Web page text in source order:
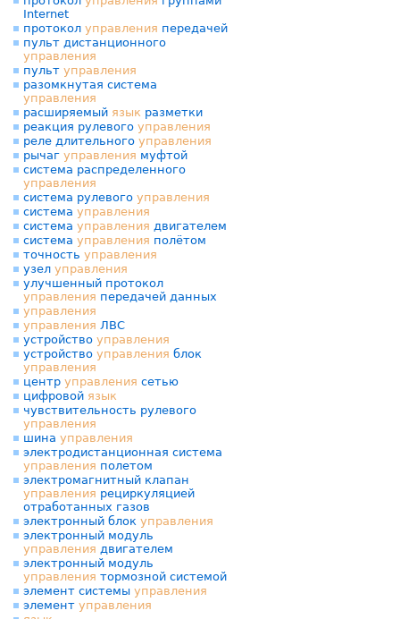
Internet
протокол управления передачей
пульт дистанционного
управления
пульт управления
разомкнутая система
управления
расширяемый язык разметки
реакция рулевого управления
реле длительного управления
рычаг управления муфтой
система распределенного
управления
система рулевого управления
система управления
система управления двигателем
система управления полётом
точность управления
узел управления
улучшенный протокол
управления передачей данных
управления
управления ЛВС
устройство управления
устройство управления блок
управления
центр управления сетью
цифровой язык
чувствительность рулевого
управления
шина управления
электродистанционная система
управления полетом
электромагнитный клапан
управления рециркуляцией
отработанных газов
электронный блок управления
электронный модуль
управления двигателем
электронный модуль
управления тормозной системой
элемент системы управления
элемент управления